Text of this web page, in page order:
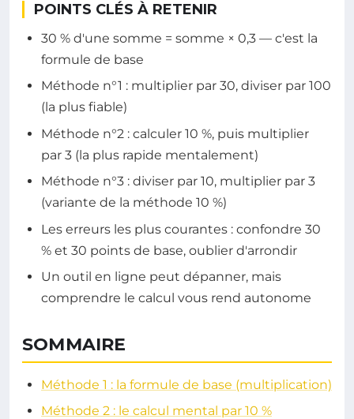
POINTS CLÉS À RETENIR
30 % d'une somme = somme × 0,3 — c'est la
formule de base
Méthode n°1 : multiplier par 30, diviser par 100
(la plus fiable)
Méthode n°2 : calculer 10 %, puis multiplier
par 3 (la plus rapide mentalement)
Méthode n°3 : diviser par 10, multiplier par 3
(variante de la méthode 10 %)
Les erreurs les plus courantes : confondre 30
% et 30 points de base, oublier d'arrondir
Un outil en ligne peut dépanner, mais
comprendre le calcul vous rend autonome
SOMMAIRE
Méthode 1 : la formule de base (multiplication)
Méthode 2 : le calcul mental par 10 %